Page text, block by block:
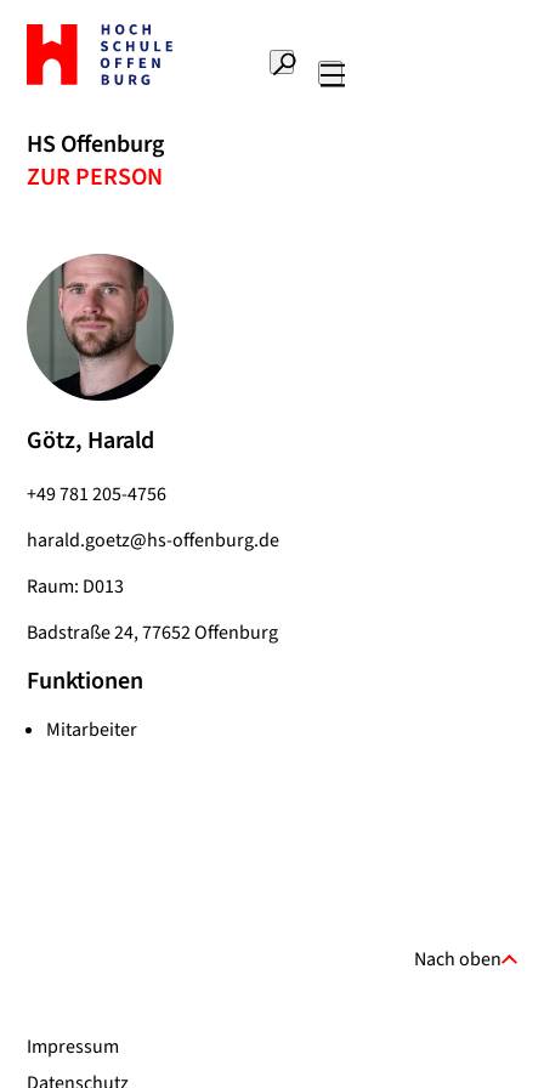
Zur
Startseite
Hochschule
Suche
HS Offenburg
ZUR PERSON
Götz, Harald
+49 781 205-4756
harald.goetz@hs-offenburg.de
Raum: D013
Badstraße 24, 77652 Offenburg
Funktionen
Mitarbeiter
Nach oben
Impressum